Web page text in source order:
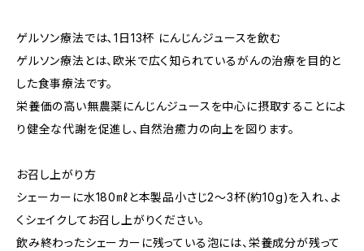
ゲルソン療法では､1日13杯 にんじんジュースを飲む
ゲルソン療法とは、欧米で広く知られているがんの治療を目的と
した食事療法です。
栄養価の高い無農薬にんじんジュースを中心に摂取することによ
り健全な代謝を促進し、自然治癒力の向上を図ります。
お召し上がり方
シェーカーに水180㎖と本製品小さじ2〜3杯(約10g)を入れ、よ
くシェイクしてお召し上がりください。
飲み終わったシェーカーに残っている泡には、栄養成分が残って